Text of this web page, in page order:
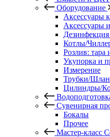
Оборудование
Аксессуары
Аксессуары
Котлы/
Розлив: тара
Укупорка и
Измерение
Трубки/
Цилиндры/
Сувенирная
Бокалы
Прочее
Мастер-класс